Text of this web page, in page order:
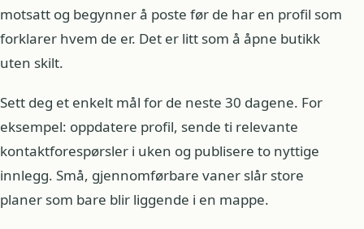
motsatt og begynner å poste før de har en profil som
forklarer hvem de er. Det er litt som å åpne butikk
uten skilt.
Sett deg et enkelt mål for de neste 30 dagene. For
eksempel: oppdatere profil, sende ti relevante
kontaktforespørsler i uken og publisere to nyttige
innlegg. Små, gjennomførbare vaner slår store
planer som bare blir liggende i en mappe.